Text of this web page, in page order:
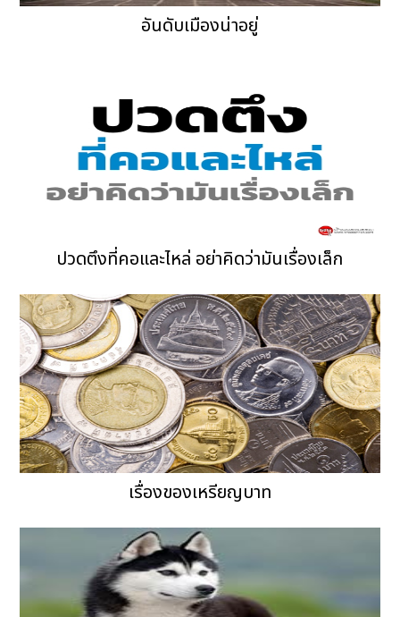
อันดับเมืองน่าอยู่
ปวดตึงที่คอและไหล่ อย่าคิดว่ามันเรื่องเล็ก
เรื่องของเหรียญบาท